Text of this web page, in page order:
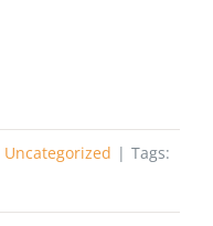
Uncategorized | Tags: